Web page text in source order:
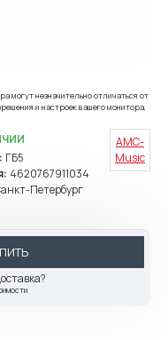
могут незначительно отличаться от
и настроек вашего монитора,
ГБ5
4620767911034
Петербург
AMC-
Music